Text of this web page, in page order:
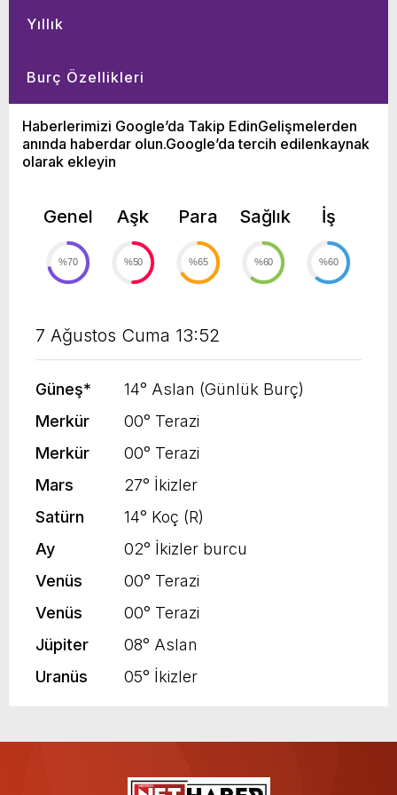
Yıllık
Burç Özellikleri
Haberlerimizi Google’da Takip EdinGelişmelerden
anında haberdar olun.Google’da tercih edilenkaynak
olarak ekleyin
Genel
%70
Aşk
%50
Para
%65
Sağlık
%60
İş
%60
7 Ağustos Cuma 13:52
Güneş*
14° Aslan (Günlük Burç)
Merkür
00° Terazi
Merkür
00° Terazi
Mars
27° İkizler
Satürn
14° Koç (R)
Ay
02° İkizler burcu
Venüs
00° Terazi
Venüs
00° Terazi
Jüpiter
08° Aslan
Uranüs
05° İkizler